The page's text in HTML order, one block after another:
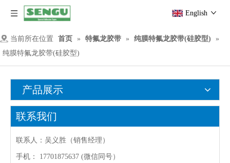
English
当前所在位置 首页 » 特氟龙胶带 » 纯膜特氟龙胶带(硅胶型)
»
纯膜特氟龙胶带(硅胶型)
产品展示
联系我们
联系人：吴义胜（销售经理）
手机： 17701875637 (微信同号）